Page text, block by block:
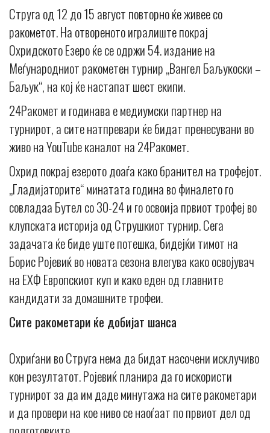
Струга од 12 до 15 август повторно ќе живее со
ракометот. На отвореното игралиште покрај
Охридското Езеро ќе се одржи 54. издание на
Меѓународниот ракометен турнир „Вангел Баљукоски –
Баљук“, на кој ќе настапат шест екипи.
24Ракомет и годинава е медиумски партнер на
турнирот, а сите натпревари ќе бидат пренесувани во
живо на YouTube каналот на 24Ракомет.
Охрид покрај езерото доаѓа како бранител на трофејот.
„Гладијаторите“ минатата година во финалето го
совладаа Бутел со 30-24 и го освоија првиот трофеј во
клупската историја од Струшкиот турнир. Сега
задачата ќе биде уште потешка, бидејќи тимот на
Борис Ројевиќ во новата сезона влегува како освојувач
на ЕХФ Европскиот куп и како еден од главните
кандидати за домашните трофеи.
Сите ракометари ќе добијат шанса
Охриѓани во Струга нема да бидат насочени исклучиво
кон резултатот. Ројевиќ планира да го искористи
турнирот за да им даде минутажа на сите ракометари
и да провери на кое ниво се наоѓаат по првиот дел од